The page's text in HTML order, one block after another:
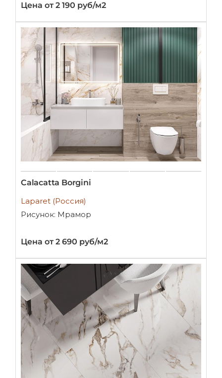
Цена от 2 190 руб/м2
Calacatta Borgini
Laparet (Россия)
Рисунок: Мрамор
Цена от 2 690 руб/м2